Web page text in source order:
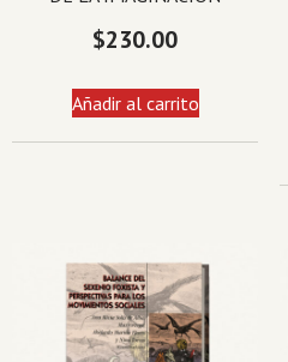
$230.00
Añadir al carrito